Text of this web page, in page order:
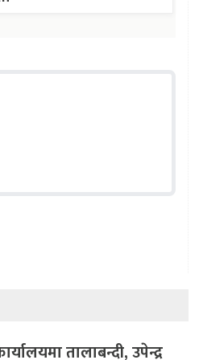
तालाबन्दी, उपेन्द्र